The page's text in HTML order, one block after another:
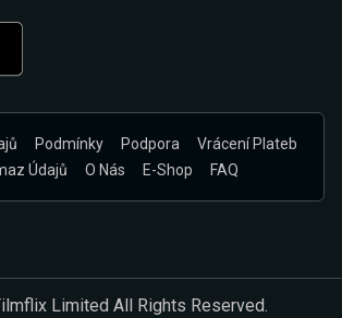
Podmínky Podpora
Vrácení Plateb
Údajů
O Nás E-Shop FAQ
Limited All Rights Reserved.